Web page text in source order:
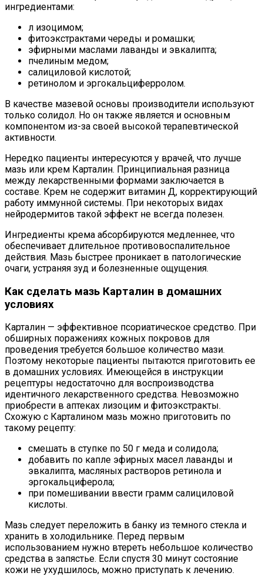
ингредиентами:
л изоцимом;
фитоэкстрактами череды и ромашки;
эфирными маслами лаванды и эвкалипта;
пчелиным медом;
салициловой кислотой;
ретинолом и эргокальциферролом.
В качестве мазевой основы производители используют
только солидол. Но он также является и основным
компонентом из-за своей высокой терапевтической
активности.
Нередко пациенты интересуются у врачей, что лучше
мазь или крем Карталин. Принципиальная разница
между лекарственными формами заключается в
составе. Крем не содержит витамин Д, корректирующий
работу иммунной системы. При некоторых видах
нейродермитов такой эффект не всегда полезен.
Ингредиенты крема абсорбируются медленнее, что
обеспечивает длительное противовоспалительное
действия. Мазь быстрее проникает в патологические
очаги, устраняя зуд и болезненные ощущения.
Как сделать мазь Карталин в домашних
условиях
Карталин — эффективное псориатическое средство. При
обширных поражениях кожных покровов для
проведения требуется большое количество мази.
Поэтому некоторые пациенты пытаются приготовить ее
в домашних условиях. Имеющейся в инструкции
рецептуры недостаточно для воспроизводства
идентичного лекарственного средства. Невозможно
приобрести в аптеках лизоцим и фитоэкстракты.
Схожую с Карталином мазь можно приготовить по
такому рецепту:
смешать в ступке по 50 г меда и солидола;
добавить по капле эфирных масел лаванды и
эвкалипта, масляных растворов ретинола и
эргокальциферола;
при помешивании ввести грамм салициловой
кислоты.
Мазь следует переложить в банку из темного стекла и
хранить в холодильнике. Перед первым
использованием нужно втереть небольшое количество
средства в запястье. Если спустя 30 минут состояние
кожи не ухудшилось, можно приступать к лечению.